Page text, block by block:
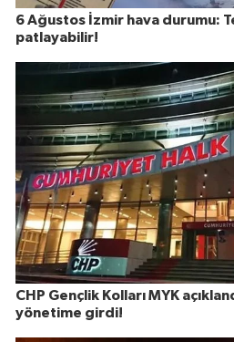
6 Ağustos İzmir hava durumu:
patlayabilir!
CHP Gençlik Kolları MYK
yönetime girdi!